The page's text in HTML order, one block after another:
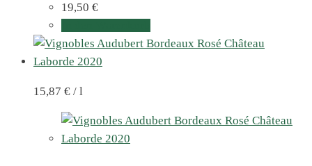
19,50 €
15,87 € / l